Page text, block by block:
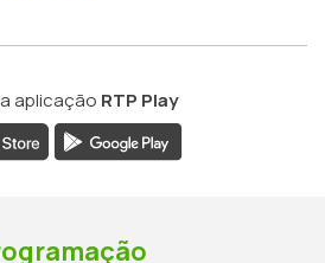
aplicação RTP Play